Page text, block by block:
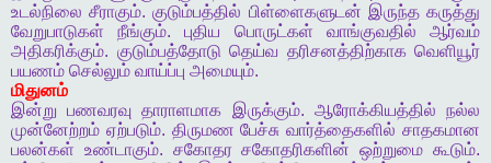
உடல்நிலை சீராகும்.குடும்பத்தில் பிள்ளைகளுடன் இருந்த கருத்து
வேறுபாடுகள்
நீங்கும்.புதிய பொருட்கள் வாங்குவதில்
ஆர்வம்
அதிகரிக்கும். குடும்பத்தோடு தெய்வ தரிசனத்திற்காக வெளியூர்
பயணம் செல்லும் வாய்ப்பு அமையும்.
மிதுனம்
இன்று
பணவரவு தாராளமாக இருக்கும். ஆரோக்கியத்தில் நல்ல
முன்னேற்றம் ஏற்படும். திருமண பேச்சு வார்த்தைகளில் சாதகமான
பலன்கள் உண்டாகும். சகோதர சகோதரிகளின் ஒற்றுமை கூடும்.